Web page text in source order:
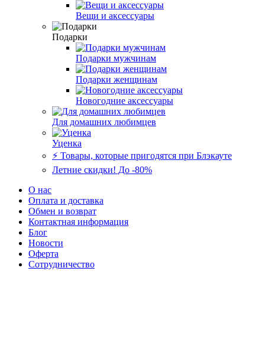
Вещи и аксессуары
Подарки
Подарки мужчинам
Подарки женщинам
Новогодние аксессуары
Для домашних любимцев
Уценка
⚡️ Товары, которые пригодятся при Блэкауте
Летние скидки! До -80%
О нас
Оплата и доставка
Обмен и возврат
Контактная информация
Блог
Новости
Оферта
Сотрудничество